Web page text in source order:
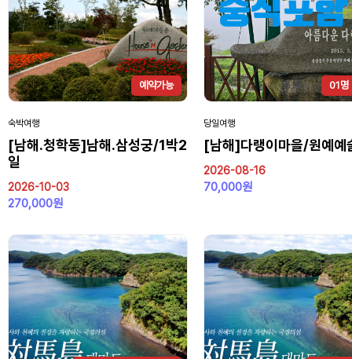
예약가능
숙박여행
[남해.청학동]남해.삼성궁/1박2
일
2026-10-03
270,000원
01명
당일여행
[남해]다랭이마을/원예예
2026-08-16
70,000원